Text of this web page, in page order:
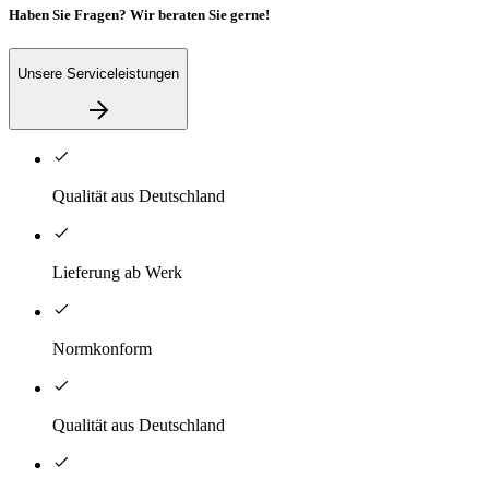
Haben Sie Fragen? Wir beraten Sie gerne!
Unsere Serviceleistungen
Qualität aus Deutschland
Lieferung ab Werk
Normkonform
Qualität aus Deutschland